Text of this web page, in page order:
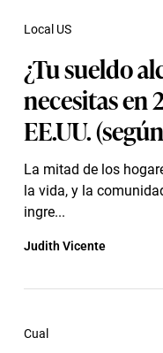
¿Tu sueldo
necesitas en
EE.UU.
La mitad de los
la vida, y la
ingre...
Local US
Judith Vicente
Cual